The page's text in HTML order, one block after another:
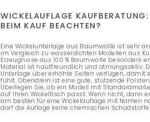
WICKELAUFLAGE
BEIM KAUF BEACHTEN?
Eine Wickelunterlage aus Baumwolle ist sehr
im Vergleich zu wasserdichten Modellen aus
Erzeugnisse aus 100 % Baumwolle besonders
Material ist hautfreundlich und atmungsaktiv.
Unterlage über erhöhte Seiten verfügen, damit
fühlt. Obendrein ist eine gute, stützende
Überlegen Sie, ob ein Modell mit
auf Ihren Wickeltisch passt. Wenn nicht, dann
am besten für eine Wickelauflage mit Namen
darf die Auflage keine chemischen